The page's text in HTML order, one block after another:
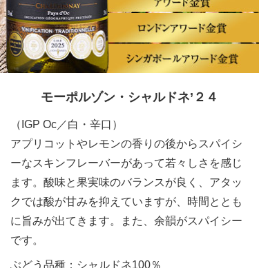
モーポルゾン・シャルドネ’２４
（IGP Oc／白・辛口）
アプリコットやレモンの香りの後からスパイシ
ーなスキンフレーバーがあって若々しさを感じ
ます。酸味と果実味のバランスが良く、アタッ
クでは酸が甘みを抑えていますが、時間ととも
に旨みが出てきます。また、余韻がスパイシー
です。
ぶどう品種：シャルドネ100％